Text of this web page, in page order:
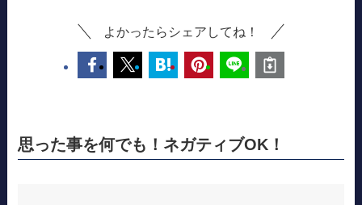
よかったらシェアしてね！
思った事を何でも！ネガティブOK！